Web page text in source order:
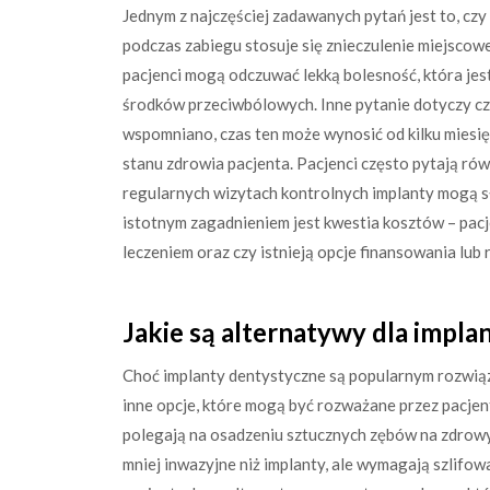
Jednym z najczęściej zadawanych pytań jest to,
podczas zabiegu stosuje się znieczulenie
pacjenci mogą odczuwać lekką bolesność, która
środków przeciwbólowych. Inne pytanie dotyczy
wspomniano, czas ten może wynosić od kilku
stanu zdrowia pacjenta. Pacjenci często pytają
regularnych wizytach kontrolnych implanty mogą
istotnym zagadnieniem jest kwestia kosztów –
leczeniem oraz czy istnieją opcje finansowania lub
Jakie są alternatywy dla
Choć implanty dentystyczne są popularnym
inne opcje, które mogą być rozważane przez
polegają na osadzeniu sztucznych zębów na
mniej inwazyjne niż implanty, ale wymagają